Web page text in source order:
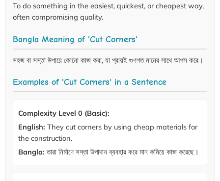
To do something in the easiest, quickest, or cheapest way,
often compromising quality.
Bangla Meaning of 'Cut Corners'
সহজ বা সস্তা উপায়ে কোনো কাজ করা, যা প্রায়ই গুণগত মানের সাথে আপস করে।
Examples of 'Cut Corners' in a Sentence
Complexity Level 0 (Basic):
English: They cut corners by using cheap materials for
the construction.
Bangla: তারা নির্মাণে সস্তা উপাদান ব্যবহার করে মান কমিয়ে কাজ করেছে।